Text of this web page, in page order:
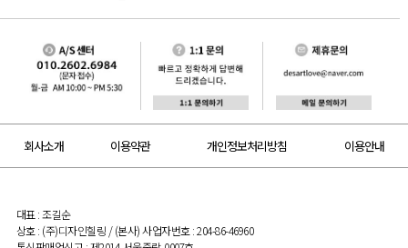
회사소개 이용약관 개인정보처리방침 이용안내
대표 : 조길순
상호 : (주)디자인힐링 / (본사) 사업자번호 : 204-86-46960